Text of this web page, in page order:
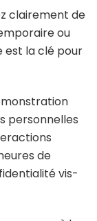
clairement de
ou
est la clé pour
personnelles
de
vis-